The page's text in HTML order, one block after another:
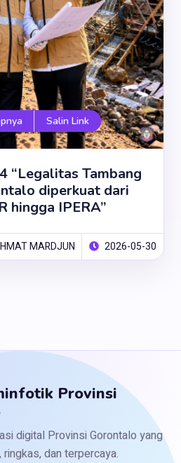
Salin Link
“Legalitas Tambang
diperkuat dari
hingga IPERA”
MARDJUN 2026-05-30
Provinsi
digital Provinsi Gorontalo yang
dan terpercaya.